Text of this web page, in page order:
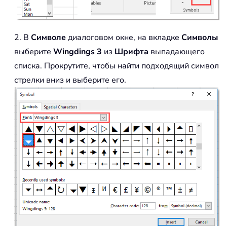
2. В Символедиалоговом окне, на вкладке Символы
выберите Wingdings 3 из Шрифта выпадающего
списка. Прокрутите, чтобы найти подходящий символ
стрелки вниз и выберите его.